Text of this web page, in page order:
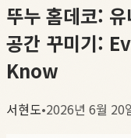
뚜누 홈데코:
공간 꾸미기:
Know
서현도•2026년 6월 20